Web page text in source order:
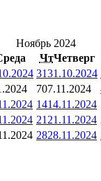
Ноябрь 2024
ЧтЧетверг
3131.10.2024
707.11.2024
1414.11.2024
21 21.11.2024
2828.11.2024